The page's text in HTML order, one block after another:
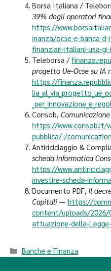
Borsa Italiana /
39% degli operatori
https://
inanza/ocse-e-banca-
finanziari-italiani-usa-
Teleborsa /
progetto Ue-Ocse su
https://
Consob,
https://www.consob.it/
pubblica/-/
Antiriciclaggio &
scheda informatica
https://
investire-scheda-
Documento PDF, Il
Capitali — https://
content/uploads/2026/
attuazione-della-
Banche e Finanza